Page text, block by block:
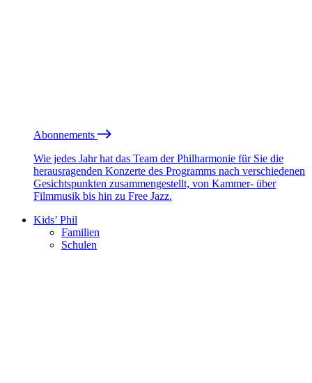
Abonnements
Wie jedes Jahr hat das Team der Philharmonie für Sie die
herausragenden Konzerte des Programms nach verschiedenen
Gesichtspunkten zusammengestellt, von Kammer- über
Filmmusik bis hin zu Free Jazz.
Kids’ Phil
Familien
Schulen